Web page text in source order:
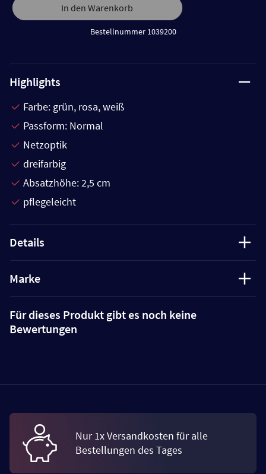
In den Warenkorb
Bestellnummer 1039200
Highlights
Farbe: grün, rosa, weiß
Passform: Normal
Netzoptik
dreifarbig
Absatzhöhe: 2,5 cm
pflegeleicht
Details
Marke
Für dieses Produkt gibt es noch keine
Bewertungen
Nur 1x Versandkosten für alle
Bestellungen des Tages